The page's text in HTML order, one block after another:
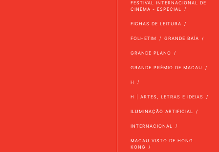
FESTIVAL INTERNACIONAL DE
CINEMA - ESPECIAL
FICHAS DE LEITURA
FOLHETIM GRANDE BAÍA
GRANDE PLANO
GRANDE PRÉMIO DE MACAU
H
H | ARTES, LETRAS E IDEIAS
ILUMINAÇÃO ARTIFICIAL
INTERNACIONAL
MACAU VISTO DE HONG
KONG